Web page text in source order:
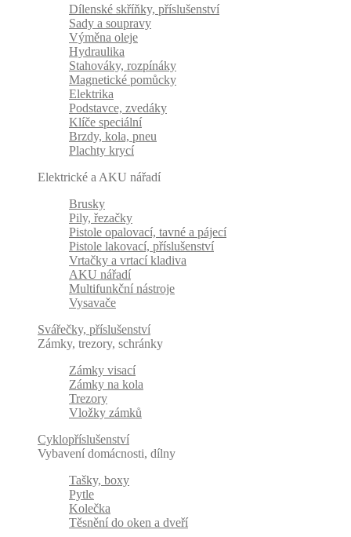
Dílenské skříňky, příslušenství
Sady a soupravy
Výměna oleje
Hydraulika
Stahováky, rozpínáky
Magnetické pomůcky
Elektrika
Podstavce, zvedáky
Klíče speciální
Brzdy, kola, pneu
Plachty krycí
Elektrické a AKU nářadí
Brusky
Pily, řezačky
Pistole opalovací, tavné a pájecí
Pistole lakovací, příslušenství
Vrtačky a vrtací kladiva
AKU nářadí
Multifunkční nástroje
Vysavače
Svářečky, příslušenství
Zámky, trezory, schránky
Zámky visací
Zámky na kola
Trezory
Vložky zámků
Cyklopříslušenství
Vybavení domácnosti, dílny
Tašky, boxy
Pytle
Kolečka
Těsnění do oken a dveří